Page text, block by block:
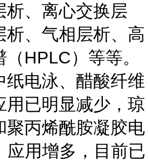
析、离心交换层
析、气相层析、高
HPLC）等等。
纸电泳、醋酸纤维
用已明显减少，琼
聚丙烯酰胺凝胶电
应用增多，目前已